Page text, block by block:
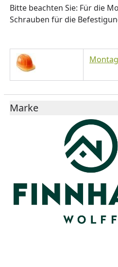
Bitte beachten Sie: Für die
Schrauben für die
Marke